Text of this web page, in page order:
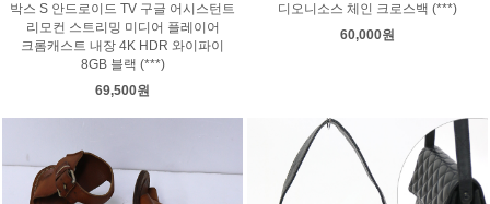
박스 S 안드로이드 TV 구글 어시스턴트
리모컨 스트리밍 미디어 플레이어
크롬캐스트 내장 4K HDR 와이파이
8GB 블랙 (***)
69,500원
디오니소스 체인 크로스백 (***)
60,000원